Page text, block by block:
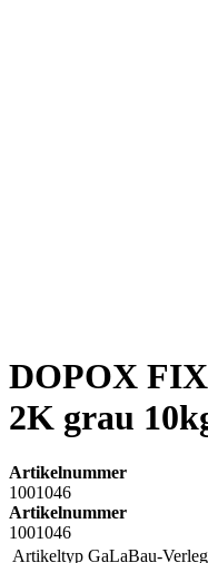
DOPOX
2K grau
Artikelnummer
1001046
Artikelnummer
1001046
Artikeltyp GaLaBau-